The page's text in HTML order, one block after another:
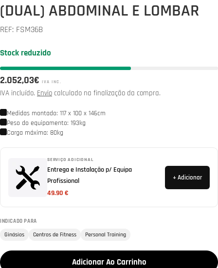
(DUAL) ABDOMINAL E LOMBAR
REF: FSM36B
Stock reduzido
Preço
normal
2.052,03€ IVA INC.
IVA incluído. Envio calculado na finalização da compra.
Medidas montado: 117 x 100 x 146cm
Peso do equipamento: 193kg
Carga máxima: 80kg
SERVIÇO ADICIONAL
Entrega e Instalação p/ Equipa
Profissional
49.90 €
+ Adicionar
INDICADO PARA
Ginásios Centros de Fitness Personal Training
Adicionar Ao Carrinho